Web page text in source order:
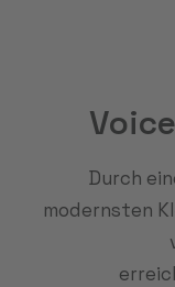
Durch
modernsten